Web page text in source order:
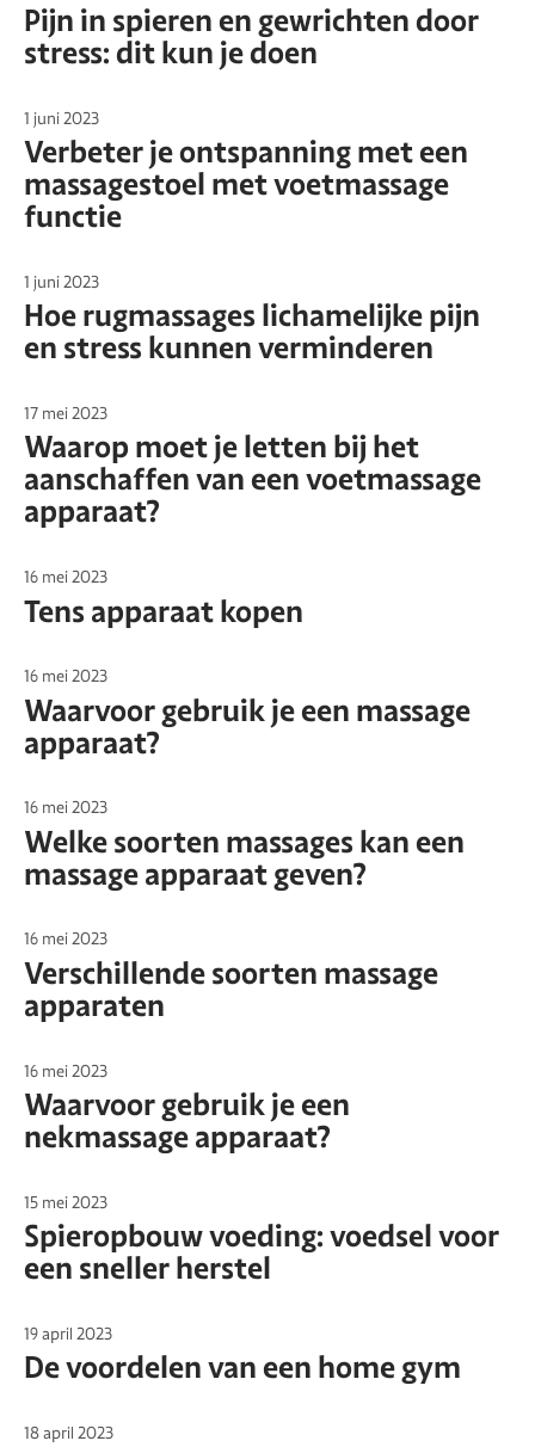
Pijn in spieren en gewrichten door
stress: dit kun je doen
1 juni 2023
Verbeter je ontspanning met een
massagestoel met voetmassage
functie
1 juni 2023
Hoe rugmassages lichamelijke pijn
en stress kunnen verminderen
17 mei 2023
Waarop moet je letten bij het
aanschaffen van een voetmassage
apparaat?
16 mei 2023
Tens apparaat kopen
16 mei 2023
Waarvoor gebruik je een massage
apparaat?
16 mei 2023
Welke soorten massages kan een
massage apparaat geven?
16 mei 2023
Verschillende soorten massage
apparaten
16 mei 2023
Waarvoor gebruik je een
nekmassage apparaat?
15 mei 2023
Spieropbouw voeding: voedsel voor
een sneller herstel
19 april 2023
De voordelen van een home gym
18 april 2023